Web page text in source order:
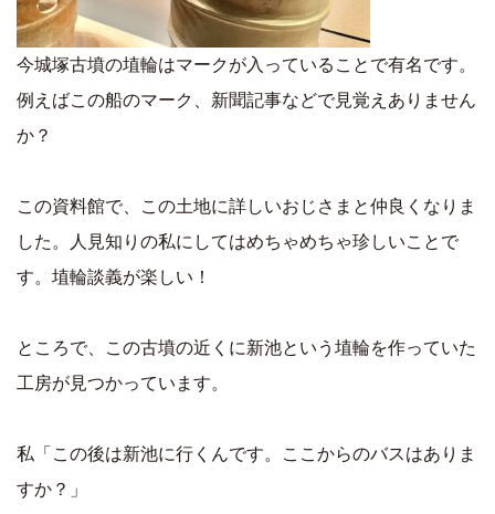
今城塚古墳の埴輪はマークが入っていることで有名です。
例えばこの船のマーク、新聞記事などで見覚えありません
か？
この資料館で、この土地に詳しいおじさまと仲良くなりま
した。人見知りの私にしてはめちゃめちゃ珍しいことで
す。埴輪談義が楽しい！
ところで、この古墳の近くに新池という埴輪を作っていた
工房が見つかっています。
私「この後は新池に行くんです。ここからのバスはありま
すか？」